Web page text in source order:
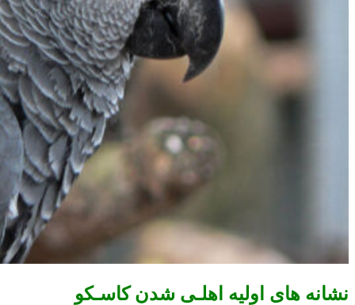
نشانه های اولیه اهلـی شدن کاسـکو